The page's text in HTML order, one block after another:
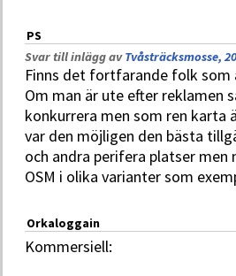
PS
Svar till inlägg avTvåsträcksmosse,
Finns det fortfarande folk som
Om man är ute efter reklamen
konkurrera men som ren karta
var den möjligen den bästa
och andra perifera platser men
OSM i olika varianter som
Orkaloggain
Kommersiell: